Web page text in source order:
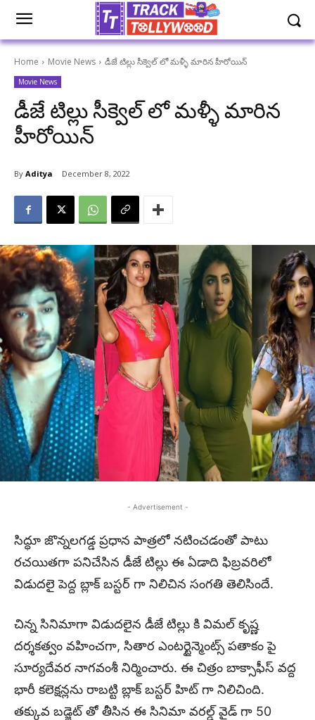
Home Movie News డీజే టిల్లు సీక్వెల్ లో మళ్ళీ మారిన హీరోయిన్
Movie News
డీజే టిల్లు సీక్వెల్ లో మళ్ళీ మారిన
హీరోయిన్
By Aditya December 8, 2022
- Advertisement -
సిద్ధూ జొన్నలగడ్డ ప్రధాన పాత్రలో నటించడంతో పాటు
రచయితగా పనిచేసిన డీజే టిల్లు ఈ ఏడాది ఫిబ్రవరిలో
విడుదలై పెద్ద బ్లాక్ బస్టర్ గా నిలిచిన సంగతి తెలిసిందే.
చిన్న సినిమాగా విడుదలైన డీజే టిల్లు కి విమల్ కృష్ణ
దర్శకత్వం వహించగా, సితార ఎంటర్టైన్మెంట్స్ పతాకం పై
సూర్యదేవర నాగవంశీ నిర్మించారు. ఈ చిత్రం బాక్సాఫీస్ వద్ద
భారీ కలెక్షన్లను రాబట్టి బ్లాక్ బస్టర్ హిట్ గా నిలిచింది.
తక్కువ బడ్జెట్ తో తీసిన ఈ సినిమా వరల్డ్ వైడ్ గా 50